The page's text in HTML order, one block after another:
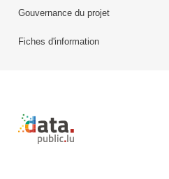
Gouvernance du projet
Fiches d'information
Retour à l'accueil de